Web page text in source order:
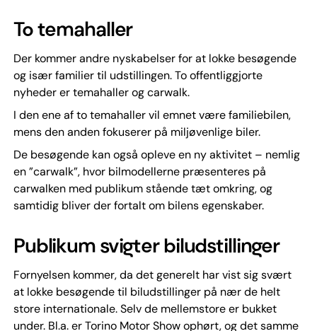
To temahaller
Der kommer andre nyskabelser for at lokke besøgende
og især familier til udstillingen. To offentliggjorte
nyheder er temahaller og carwalk.
I den ene af to temahaller vil emnet være familiebilen,
mens den anden fokuserer på miljøvenlige biler.
De besøgende kan også opleve en ny aktivitet – nemlig
en ”carwalk”, hvor bilmodellerne præsenteres på
carwalken med publikum stående tæt omkring, og
samtidig bliver der fortalt om bilens egenskaber.
Publikum svigter biludstillinger
Fornyelsen kommer, da det generelt har vist sig svært
at lokke besøgende til biludstillinger på nær de helt
store internationale. Selv de mellemstore er bukket
under. Bl.a. er Torino Motor Show ophørt, og det samme